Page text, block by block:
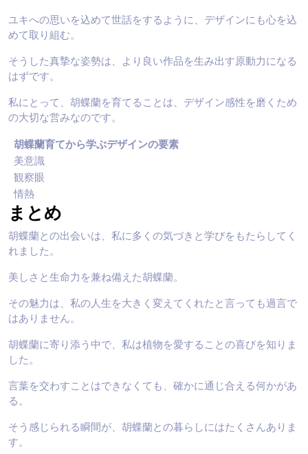
ユキへの思いを込めて世話をするように、デザインにも心を込
めて取り組む。
そうした真摯な姿勢は、より良い作品を生み出す原動力になる
はずです。
私にとって、胡蝶蘭を育てることは、デザイン感性を磨くため
の大切な営みなのです。
胡蝶蘭育てから学ぶデザインの要素
美意識
観察眼
情熱
まとめ
胡蝶蘭との出会いは、私に多くの気づきと学びをもたらしてく
れました。
美しさと生命力を兼ね備えた胡蝶蘭。
その魅力は、私の人生を大きく変えてくれたと言っても過言で
はありません。
胡蝶蘭に寄り添う中で、私は植物を愛することの喜びを知りま
した。
言葉を交わすことはできなくても、確かに通じ合える何かがあ
る。
そう感じられる瞬間が、胡蝶蘭との暮らしにはたくさんありま
す。